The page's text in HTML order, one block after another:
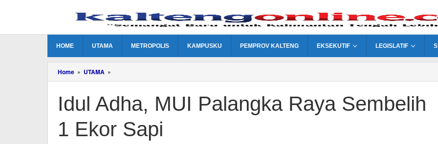
HOME UTAMA METROPOLIS KAMPUSKU PEMPROV KALTENG EKSEKUTIF LEGISLATIF
Home » UTAMA »
Adha,
Palangka
Raya
1
Ekor
Idul Adha, MUI Palangka Raya Sembelih
1 Ekor Sapi